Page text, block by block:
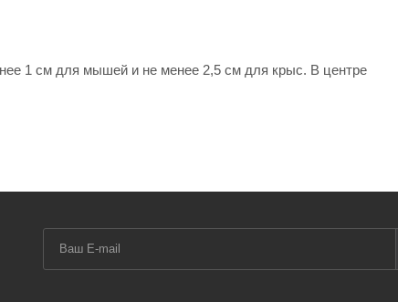
1 см для мышей и не менее 2,5 см для крыс. В центре